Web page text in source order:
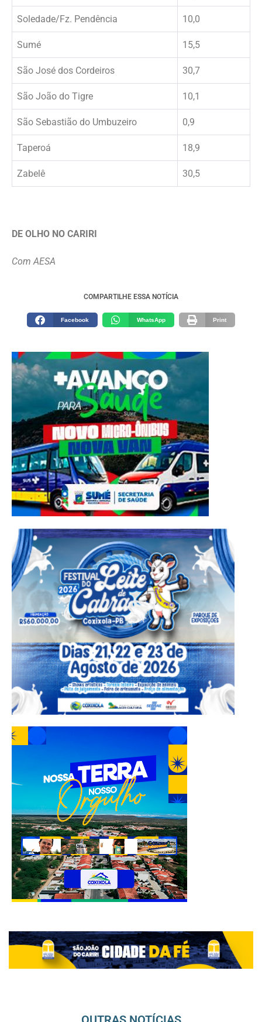
Soledade/Fz. Pendência 10,0
Sumé 15,5
São José dos Cordeiros 30,7
São João do Tigre 10,1
São Sebastião do Umbuzeiro 0,9
Taperoá 18,9
Zabelê 30,5
DE OLHO NO CARIRI
Com AESA
COMPARTILHE ESSA NOTÍCIA
Facebook WhatsApp Print